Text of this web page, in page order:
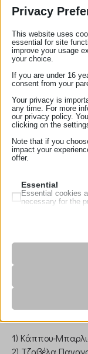
Αμεροληψία και
καθηκόντων.
Αριθμός
email:
τηλέφωνο:
ιστοσελίδα:
Διεύθυνση:
Διατηρεί το
1)
2)
4)
1) Κάππου-
Privacy
This website uses
essential for site
improve your usage
your choice.
If you are under 16
consent from your
Your privacy is
any time. For more
our privacy policy.
clicking on the
Note that if you
impact your
offer.
Essential
Essential cookies
necessary for the
wp-settings-*
ssn.gr
Statistics cookies
insights into how
_hjsessionuser_*
Marketing
to display
_clck
These cookies and
elements, such